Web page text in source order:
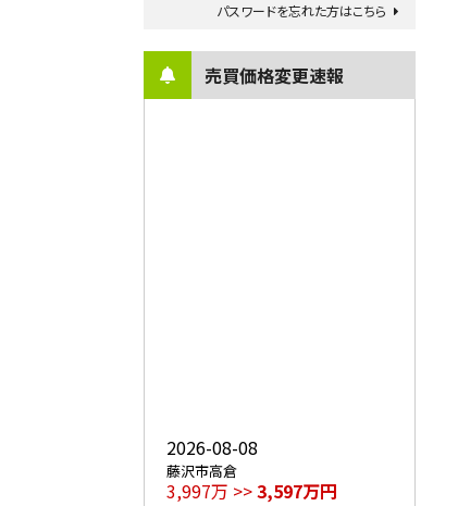
パスワードを忘れた方はこちら
売買価格変更速報
2026-08-08
藤沢市高倉
3,997万 >>3,597万円